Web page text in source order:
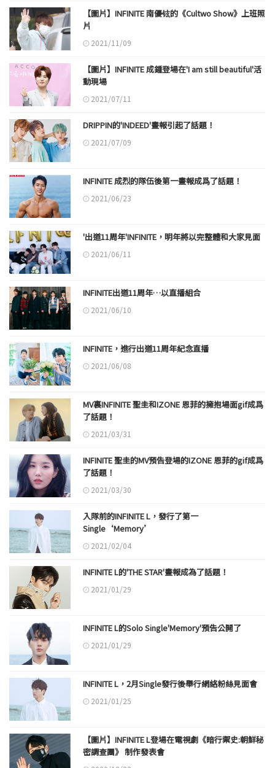
【圖片】INFINITE 南優铉的《Cultwo Show》上班照
片
2021/11/09
【圖片】INFINITE 成鍾登場在'I am still beautiful'活
動現場
2021/07/11
DRIPPIN的'INDEED'畫報引起了話題！
2021/07/09
INFINITE 成烈的隊伍後第一畫報成爲了話題！
2021/06/23
'出道11周年'INFINITE，明年將以完整體和大家見面
2021/06/11
INFINITE出道11周年…以直播組合
2021/06/10
INFINITE，進行出道11周年紀念直播
2021/06/08
MV裏INFINITE 聖圭和IZONE 恩菲的擁抱場面gif成爲
了話題！
2021/03/31
INFINITE 聖圭的MV預告登場的IZONE 恩菲的gif成爲
了話題！
2021/03/30
入隊前的INFINITE L，發行了第一
Single‘Memory’
2021/02/04
INFINITE L的'THE STAR'畫報成為了話題！
2021/01/29
INFINITE L的Solo Single'Memory'預告公開了
2021/01/29
INFINITE L，2月Single發行後舉行網絡粉絲見面會
2021/01/25
【圖片】INFINITE L登場在電視劇《暗行禦史:朝鮮秘
密調查團》 制作發表會